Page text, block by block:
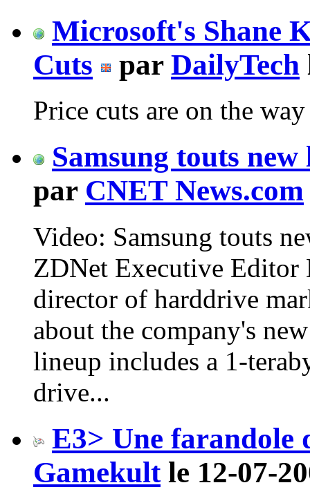
Microsoft's Shane
Cuts
par DailyTech
Price cuts are on the
Samsung touts
par CNET News.com
Video: Samsung touts
ZDNet Executive Editor
director of harddrive
about the company's
lineup includes a 1-
drive...
E3> Une farandole
Gamekultle 12-07-